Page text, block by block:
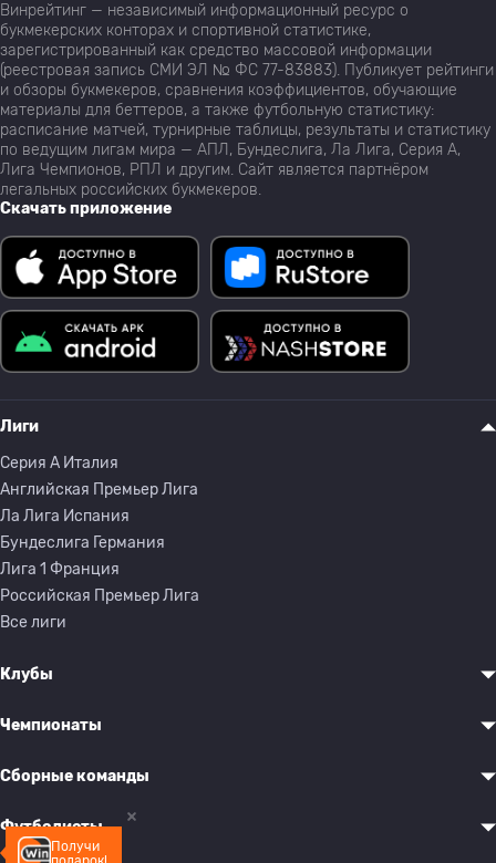
Получи
Винрейтинг — независимый информационный ресурс о
букмекерских конторах и спортивной статистике,
зарегистрированный как средство массовой информации
(реестровая запись СМИ ЭЛ № ФС 77-83883). Публикует рейтинги
и обзоры букмекеров, сравнения коэффициентов, обучающие
материалы для беттеров, а также футбольную статистику:
расписание матчей, турнирные таблицы, результаты и статистику
по ведущим лигам мира — АПЛ, Бундеслига, Ла Лига, Серия А,
Лига Чемпионов, РПЛ и другим. Сайт является партнёром
легальных российских букмекеров.
Скачать приложение
Лиги
Серия A Италия
Английская Премьер Лига
Ла Лига Испания
Бундеслига Германия
Лига 1 Франция
Российская Премьер Лига
Все лиги
Клубы
Чемпионаты
Сборные команды
Футболисты